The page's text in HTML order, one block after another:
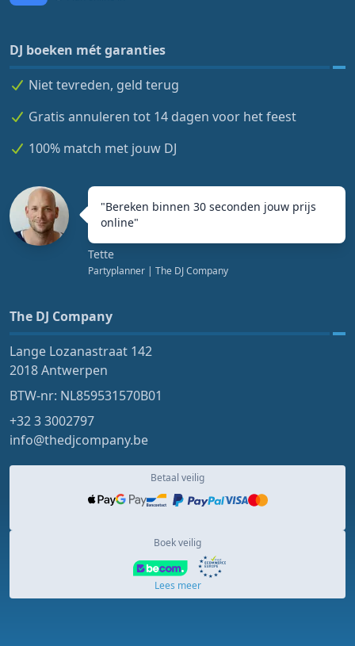
DJ boeken mét garanties
Niet tevreden, geld terug
Gratis annuleren tot 14 dagen voor het feest
100% match met jouw DJ
"Bereken binnen 30 seconden jouw prijs
online"
Tette
Partyplanner | The DJ Company
The DJ Company
Lange Lozanastraat 142
2018 Antwerpen
BTW-nr: NL859531570B01
+32 3 3002797
info@thedjcompany.be
Betaal veilig
Boek veilig
Lees meer